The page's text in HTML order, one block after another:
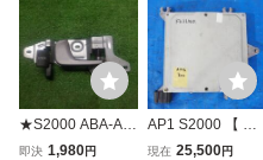
★S2000 ABA-AP
2 ベースグレード
即決 1,980円
AP1 S2000 【 エ
ンジンコンピュー
現在 25,500円